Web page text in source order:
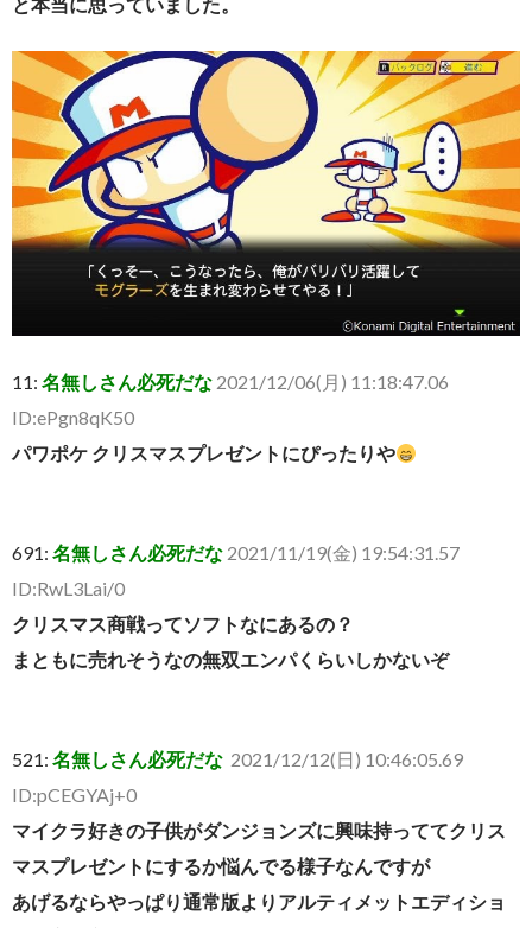
11: 名無しさん必死だな 2021/12/06(月) 11:18:47.06
ID:ePgn8qK50
パワポケ クリスマスプレゼントにぴったりや
691: 名無しさん必死だな 2021/11/19(金) 19:54:31.57
ID:RwL3Lai/0
クリスマス商戦ってソフトなにあるの？
まともに売れそうなの無双エンパくらいしかないぞ
521: 名無しさん必死だな 2021/12/12(日) 10:46:05.69
ID:pCEGYAj+0
マイクラ好きの子供がダンジョンズに興味持っててクリス
マスプレゼントにするか悩んでる様子なんですが
あげるならやっぱり通常版よりアルティメットエディショ